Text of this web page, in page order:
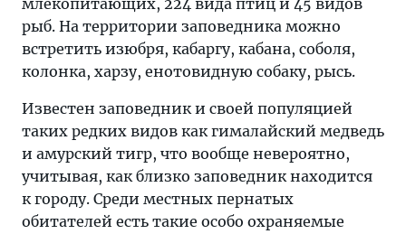
млекопитающих, 224 вида птиц и 45 видов
рыб. На территории заповедника можно
встретить изюбря, кабаргу, кабана, соболя,
колонка, харзу, енотовидную собаку, рысь.
Известен заповедник и своей популяцией
таких редких видов как гималайский медведь
и амурский тигр, что вообще невероятно,
учитывая, как близко заповедник находится
к городу. Среди местных пернатых
обитателей есть такие особо охраняемые